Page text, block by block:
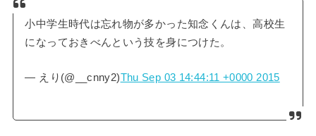
小中学生時代は忘れ物が多かった知念くんは、高校生
になっておきべんという技を身につけた。
— えり(@__cnny2)Thu Sep 03 14:44:11 +0000 2015